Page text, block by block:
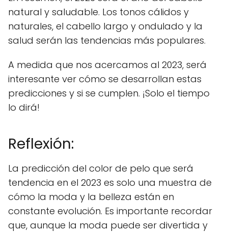
natural y saludable. Los tonos cálidos y
naturales, el cabello largo y ondulado y la
salud serán las tendencias más populares.
A medida que nos acercamos al 2023, será
interesante ver cómo se desarrollan estas
predicciones y si se cumplen. ¡Solo el tiempo
lo dirá!
Reflexión:
La predicción del color de pelo que será
tendencia en el 2023 es solo una muestra de
cómo la moda y la belleza están en
constante evolución. Es importante recordar
que, aunque la moda puede ser divertida y